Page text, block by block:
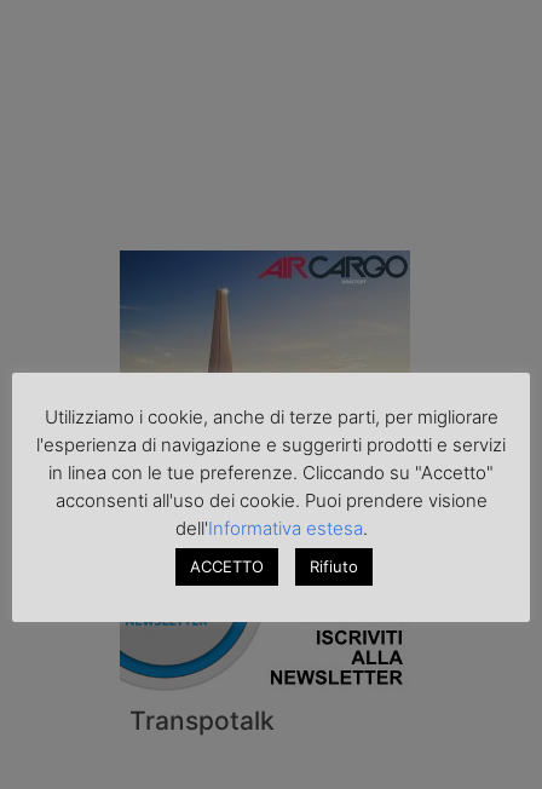
Transpotalk
Utilizziamo i cookie, anche di terze parti, per migliorare
l'esperienza di navigazione e suggerirti prodotti e servizi
in linea con le tue preferenze. Cliccando su "Accetto"
acconsenti all'uso dei cookie. Puoi prendere visione
dell'Informativa estesa.
ACCETTO Rifiuto